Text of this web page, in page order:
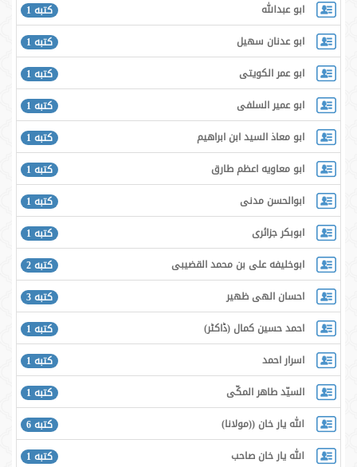
ابو عبدالله
كتبه 1
ابو عدنان سهيل
كتبه 1
ابو عمر الكويتى
كتبه 1
ابو عمير السلفى
كتبه 1
ابو معاذ السيد ابن ابراهيم
كتبه 1
ابو معاويه اعظم طارق
كتبه 1
ابوالحسن مدنی
كتبه 1
ابوبکر جزائری
كتبه 1
ابوخلیفه علی بن محمد القضیبی
كتبه 2
احسان الهی ظهیر
كتبه 3
احمد حسين كمال ‌(ڈاكٹر)
كتبه 1
اسرار احمد
كتبه 1
السيّد طاهر المكّى
كتبه 1
الله يار خان ((مولانا)
كتبه 6
الله يار خان صاحب
كتبه 1